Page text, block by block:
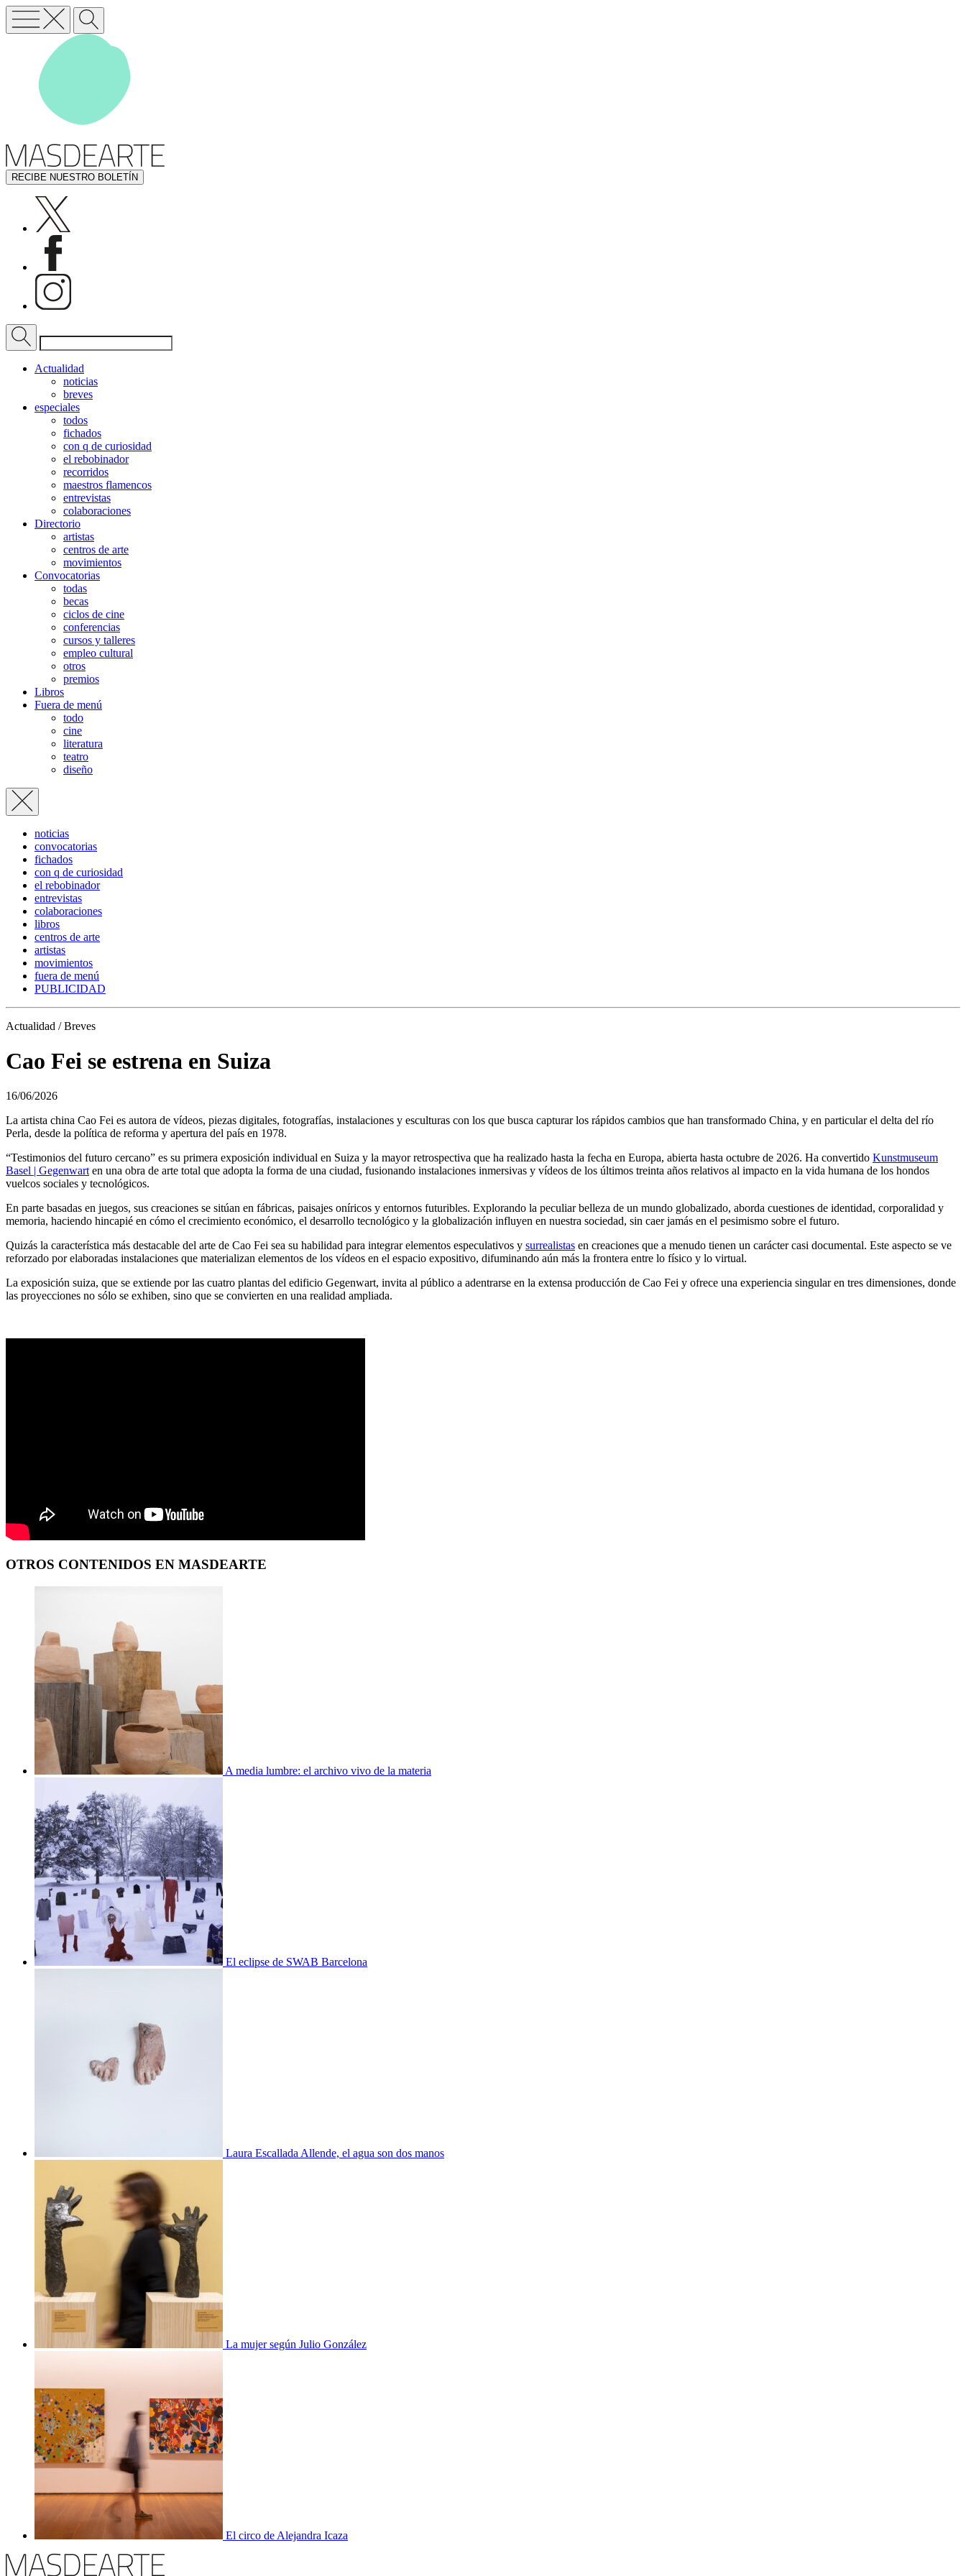
RECIBE NUESTRO BOLETÍN
Actualidad
noticias
breves
especiales
todos
fichados
con q de curiosidad
el rebobinador
recorridos
maestros flamencos
entrevistas
colaboraciones
Directorio
artistas
centros de arte
movimientos
Convocatorias
todas
becas
ciclos de cine
conferencias
cursos y talleres
empleo cultural
otros
premios
Libros
Fuera de menú
todo
cine
literatura
teatro
diseño
noticias
convocatorias
fichados
con q de curiosidad
el rebobinador
entrevistas
colaboraciones
libros
centros de arte
artistas
movimientos
fuera de menú
PUBLICIDAD
Actualidad / Breves
Cao Fei se estrena en Suiza
16/06/2026
La artista china Cao Fei es autora de vídeos, piezas digitales, fotografías, instalaciones y esculturas con los que busca capturar los rápidos cambios que han transformado China, y en particular el delta del río
Perla, desde la política de reforma y apertura del país en 1978.
“Testimonios del futuro cercano” es su primera exposición individual en Suiza y la mayor retrospectiva que ha realizado hasta la fecha en Europa, abierta hasta octubre de 2026. Ha convertido Kunstmuseum
Basel | Gegenwarten una obra de arte total que adopta la forma de una ciudad, fusionando instalaciones inmersivas y vídeos de los últimos treinta años relativos al impacto en la vida humana de los hondos
vuelcos sociales y tecnológicos.
En parte basadas ​​en juegos, sus creaciones se sitúan en fábricas, paisajes oníricos y entornos futuribles. Explorando la peculiar belleza de un mundo globalizado, aborda cuestiones de identidad, corporalidad y
memoria, haciendo hincapié en cómo el crecimiento económico, el desarrollo tecnológico y la globalización influyen en nuestra sociedad, sin caer jamás en el pesimismo sobre el futuro.
Quizás la característica más destacable del arte de Cao Fei sea su habilidad para integrar elementos especulativos y surrealistas en creaciones que a menudo tienen un carácter casi documental. Este aspecto se ve
reforzado por elaboradas instalaciones que materializan elementos de los vídeos en el espacio expositivo, difuminando aún más la frontera entre lo físico y lo virtual.
La exposición suiza, que se extiende por las cuatro plantas del edificio Gegenwart, invita al público a adentrarse en la extensa producción de Cao Fei y ofrece una experiencia singular en tres dimensiones, donde
las proyecciones no sólo se exhiben, sino que se convierten en una realidad ampliada.
OTROS CONTENIDOS EN MASDEARTE
A media lumbre: el archivo vivo de la materia
El eclipse de SWAB Barcelona
Laura Escallada Allende, el agua son dos manos
La mujer según Julio González
El circo de Alejandra Icaza